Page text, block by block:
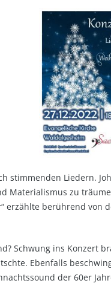
stimmenden Liedern.
Materialismus zu
erzählte berührend
Schwung ins Konzert
Ebenfalls
der 60er